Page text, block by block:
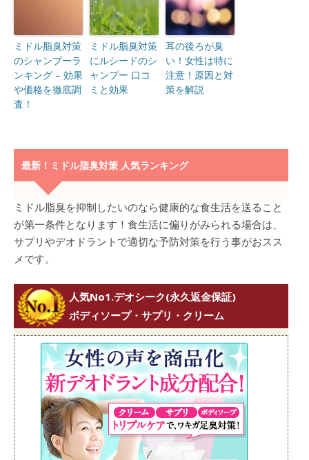
ミドル脂臭対策
のシャンプーラ
ンキング – 効果
や価格を徹底調
査！
ミドル脂臭対策
にルシードのシ
ャンプー 口コ
ミと効果
耳の後ろが臭
い！女性は特に
注意！原因と対
策を解説
最新！ミドル脂臭対策 人気ランキング
ミドル脂臭を抑制したいのなら健康的な食生活を送ること
が第一条件となります！食生活に偏りがみられる場合は、
サプリやデオドラントで適切な予防対策を行う事がおスス
メです。
人気No1.デオシーク(永久返金保証)
ボディソープ・サプリ・クリーム